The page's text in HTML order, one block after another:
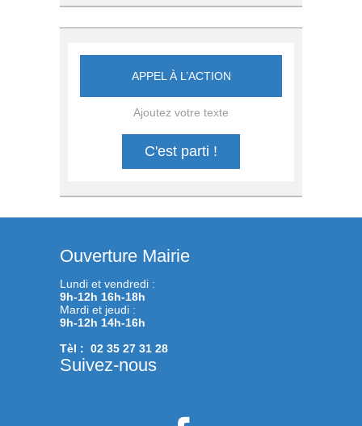
APPEL À L’ACTION
Ajoutez votre texte
C'est parti !
Ouverture Mairie
Lundi et vendredi :
9h-12h 16h-18h
Mardi et jeudi :
9h-12h 14h-16h
Tèl : 02 35 27 31 28
Suivez-nous